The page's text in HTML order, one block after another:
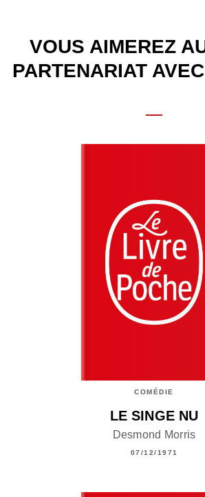
VOUS AIMEREZ
PARTENARIAT
COMÉDIE
LE SINGE NU
Desmond Morris
07/12/1971